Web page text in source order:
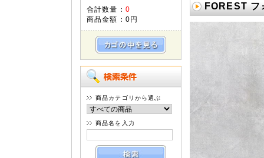
合計数量： 0
商品金額： 0円
商品カテゴリから選ぶ
商品名を入力
FOREST フ